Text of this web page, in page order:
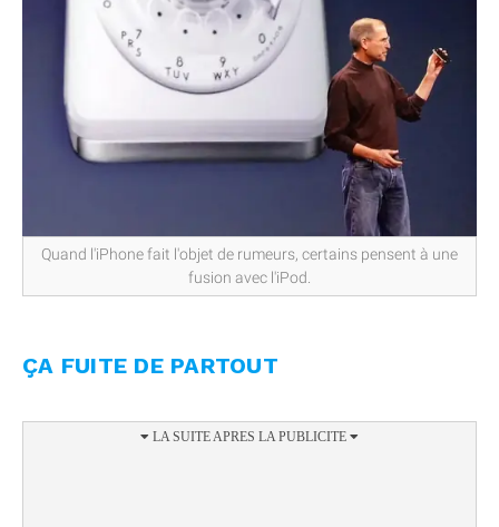
Quand l'iPhone fait l'objet de rumeurs, certains pensent à une
fusion avec l'iPod.
ÇA FUITE DE PARTOUT